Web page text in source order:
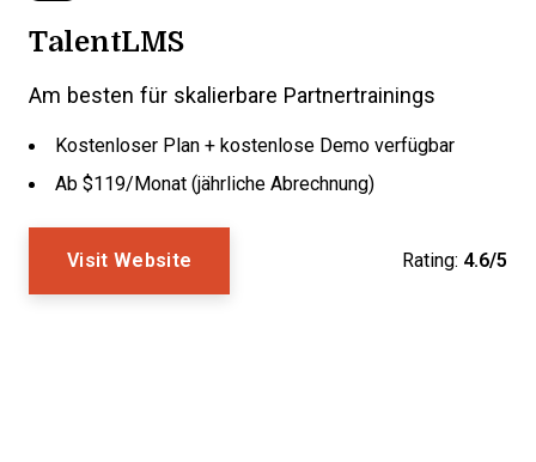
TalentLMS
Am besten für skalierbare Partnertrainings
Kostenloser Plan + kostenlose Demo verfügbar
Ab $119/Monat (jährliche Abrechnung)
Visit Website Rating: 4.6/5